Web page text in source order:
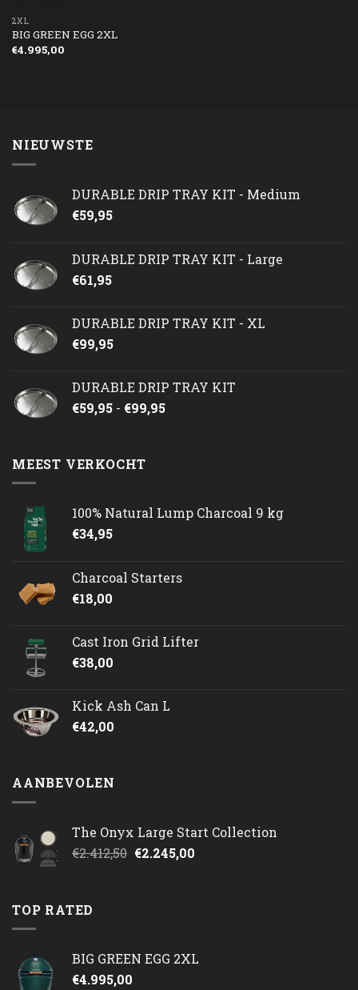
2XL
BIG GREEN EGG 2XL
€4.995,00
NIEUWSTE
DURABLE DRIP TRAY KIT - Medium
€59,95
DURABLE DRIP TRAY KIT - Large
€61,95
DURABLE DRIP TRAY KIT - XL
€99,95
DURABLE DRIP TRAY KIT
€59,95 - €99,95Prijsklasse:
MEEST VERKOCHT
100% Natural Lump Charcoal 9 kg
€34,95
Charcoal Starters
€18,00
Cast Iron Grid Lifter
€38,00
Kick Ash Can L
€42,00
AANBEVOLEN
The Onyx Large Start Collection
€2.412,50 Oorspronkelijke
€2.245,00Huidige
TOP RATED
BIG GREEN EGG 2XL
€4.995,00